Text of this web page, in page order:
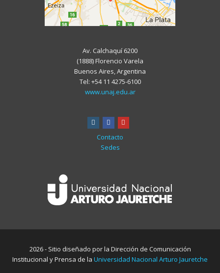
Av. Calchaquí 6200
(1888) Florencio Varela
Buenos Aires, Argentina
Tel: +54 11 4275-6100
www.unaj.edu.ar
instagram
facebook
Contacto
Sedes
2026 - Sitio diseñado por la Dirección de Comunicación
Institucional y Prensa de la Universidad Nacional Arturo Jauretche